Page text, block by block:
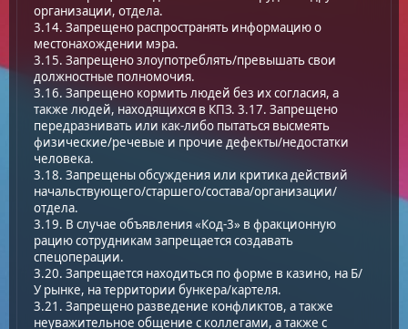
организации, отдела.
3.14. Запрещено распространять информацию о
местонахождении мэра.
3.15. Запрещено злоупотреблять/превышать свои
должностные полномочия.
3.16. Запрещено кормить людей без их согласия, а
также людей, находящихся в КПЗ. 3.17. Запрещено
передразнивать или как-либо пытаться высмеять
физические/речевые и прочие дефекты/недостатки
человека.
3.18. Запрещены обсуждения или критика действий
начальствующего/старшего/состава/организации/
отдела.
3.19. В случае объявления «Код-3» в фракционную
рацию сотрудникам запрещается создавать
спецоперации.
3.20. Запрещается находиться по форме в казино, на Б/
У рынке, на территории бункера/картеля.
3.21. Запрещено разведение конфликтов, а также
неуважительное общение с коллегами, а также с